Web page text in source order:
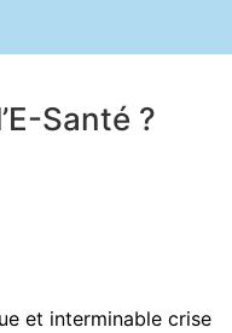
Santé ?
et interminable crise